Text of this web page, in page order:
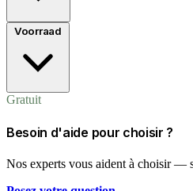
Voorraad
Gratuit
Besoin d'aide pour choisir ?
Nos experts vous aident à choisir —